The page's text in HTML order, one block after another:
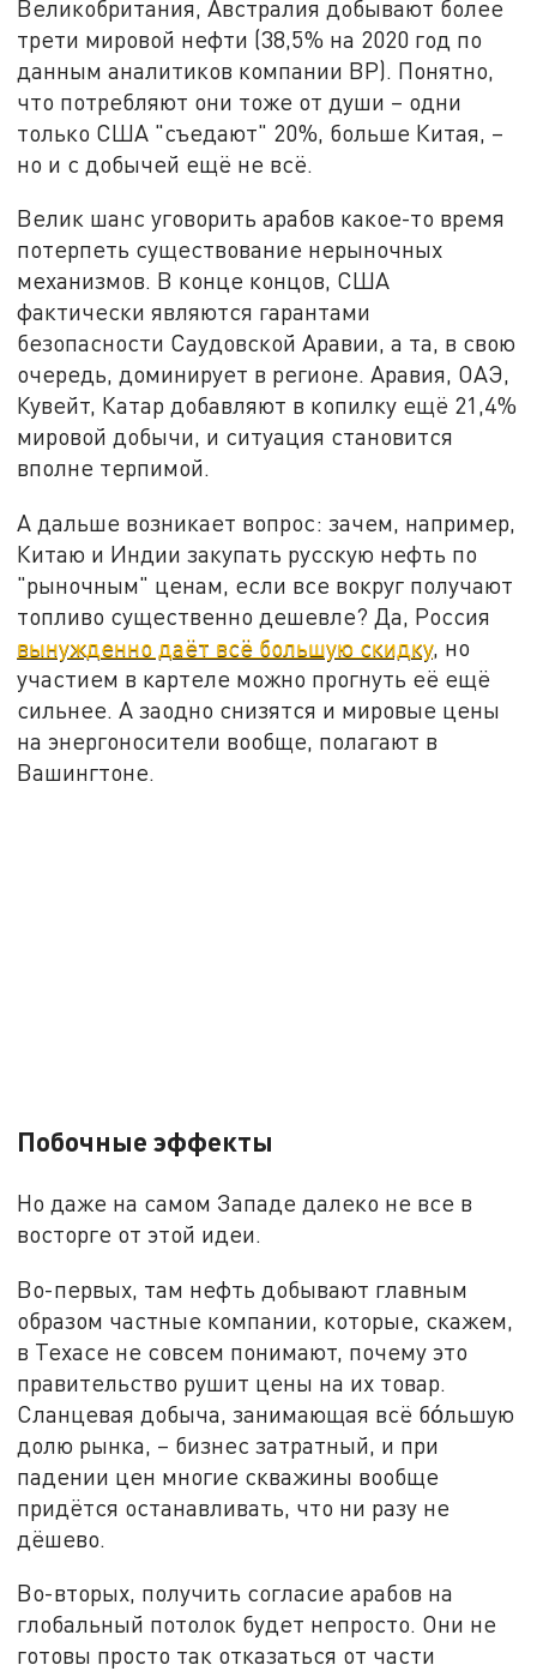
Великобритания, Австралия добывают более
трети мировой нефти (38,5% на 2020 год по
данным аналитиков компании BP). Понятно,
что потребляют они тоже от души – одни
только США "съедают" 20%, больше Китая, –
но и с добычей ещё не всё.
Велик шанс уговорить арабов какое-то время
потерпеть существование нерыночных
механизмов. В конце концов, США
фактически являются гарантами
безопасности Саудовской Аравии, а та, в свою
очередь, доминирует в регионе. Аравия, ОАЭ,
Кувейт, Катар добавляют в копилку ещё 21,4%
мировой добычи, и ситуация становится
вполне терпимой.
А дальше возникает вопрос: зачем, например,
Китаю и Индии закупать русскую нефть по
"рыночным" ценам, если все вокруг получают
топливо существенно дешевле? Да, Россия
вынужденно даёт всё большую скидку, но
участием в картеле можно прогнуть её ещё
сильнее. А заодно снизятся и мировые цены
на энергоносители вообще, полагают в
Вашингтоне.
Побочные эффекты
Но даже на самом Западе далеко не все в
восторге от этой идеи.
Во-первых, там нефть добывают главным
образом частные компании, которые, скажем,
в Техасе не совсем понимают, почему это
правительство рушит цены на их товар.
Сланцевая добыча, занимающая всё бо́льшую
долю рынка, – бизнес затратный, и при
падении цен многие скважины вообще
придётся останавливать, что ни разу не
дёшево.
Во-вторых, получить согласие арабов на
глобальный потолок будет непросто. Они не
готовы просто так отказаться от части